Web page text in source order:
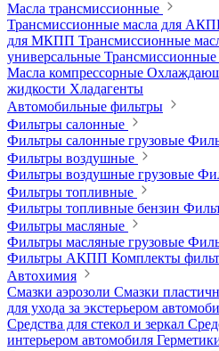
Масла трансмиссионные
Трансмиссионные масла для
для МКПП Трансмиссионные
универсальные Трансмиссионные
Масла компрессорные
жидкости Хладагенты
Автомобильные фильтры
Фильтры салонные
Фильтры салонные грузовые
Фильтры воздушные
Фильтры воздушные грузовые
Фильтры топливные
Фильтры топливные бензин
Фильтры масляные
Фильтры масляные грузовые
Фильтры АКПП Комплекты
Автохимия
Смазки аэрозоли Смазки
для ухода за экстерьером
Средства для стекол и зеркал
интерьером автомобиля